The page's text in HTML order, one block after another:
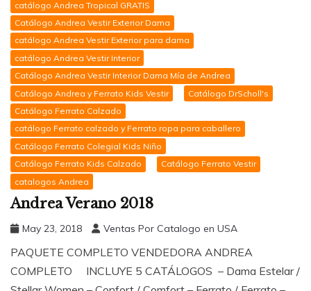
catálogo Andrea Tropical GRATIS
Catálogo Andrea Vestir Exterior Dama
catálogo Andrea Vestir Exterior para dama
catálogo Andrea Vestir Interior
Catálogo Andrea Vestir Interior Dama Mía de Andrea
Catálogo Andrea y Ferrato Kids Vestir
Catálogo DrScholl's
Catálogo Ferrato Calzado
catálogo Ferrato calzado y Ferrato ropa para caballero
Catálogo Ferrato Colegial Kids Niño
Catálogo Ferrato Kids Calzado
Catálogo Ferrato Vestir
catalogos Andrea
Andrea Verano 2018
May 23, 2018 Ventas Por Catalogo en USA
PAQUETE COMPLETO VENDEDORA ANDREA
COMPLETO INCLUYE 5 CATÁLOGOS – Dama Estelar /